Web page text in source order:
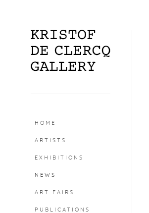
HOME
ARTISTS
EXHIBITIONS
NEWS
ART FAIRS
PUBLICATIONS